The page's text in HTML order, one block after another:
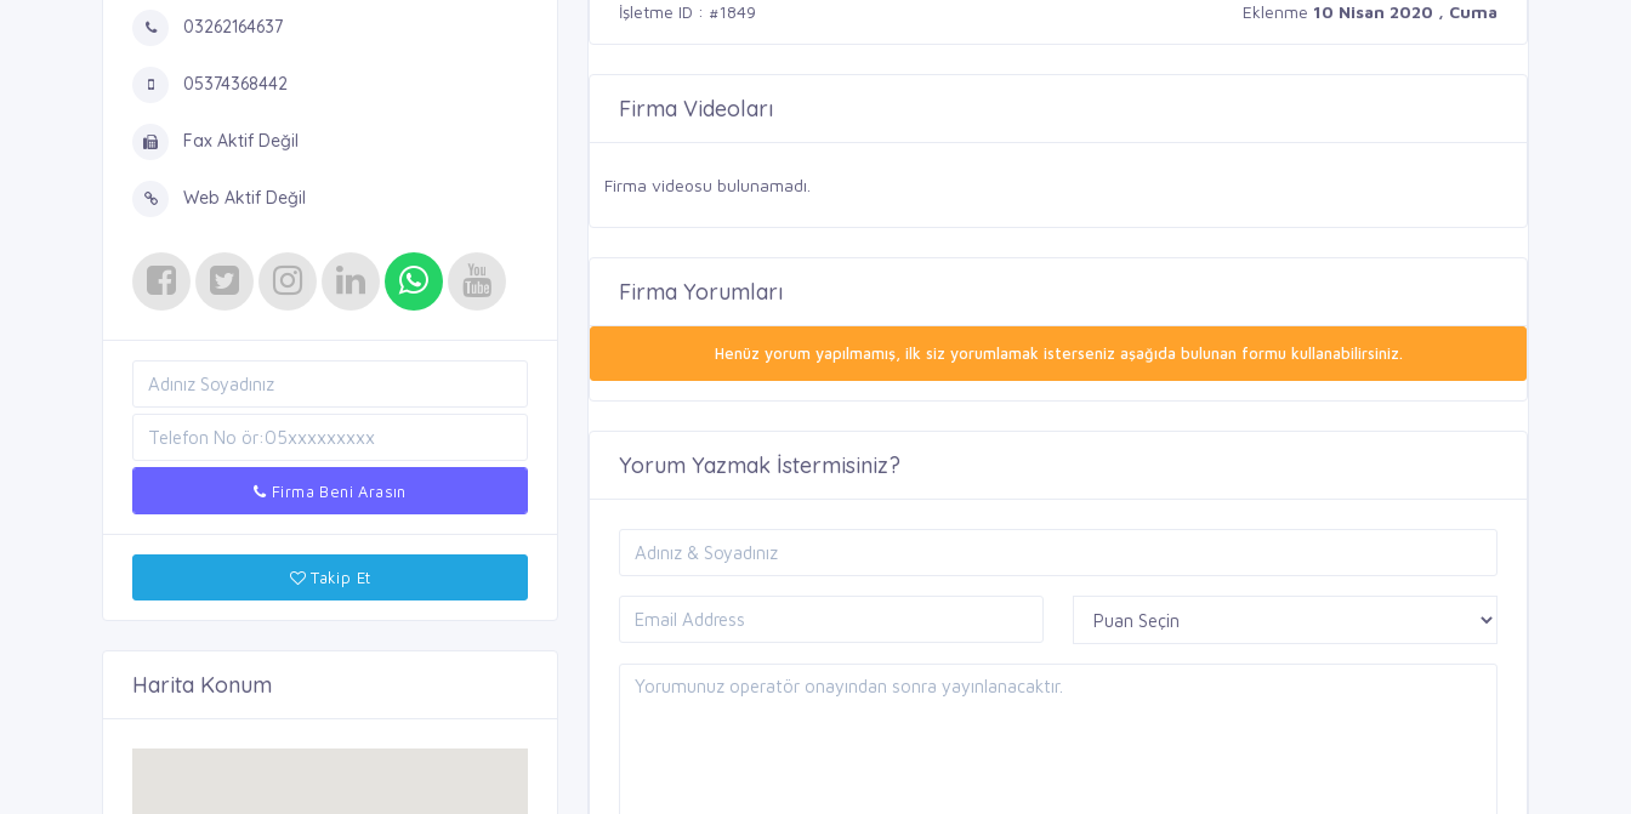
03262164637
05374368442
Fax Aktif Değil
Web Aktif Değil
Firma Beni Arasın
Takip Et
Harita Konum
İşletme ID : #1849 Eklenme 10 Nisan 2020 , Cuma
Firma Videoları
Firma videosu bulunamadı.
Firma Yorumları
Henüz yorum yapılmamış, ilk siz yorumlamak isterseniz aşağıda bulunan formu kullanabilirsiniz.
Yorum Yazmak İstermisiniz?